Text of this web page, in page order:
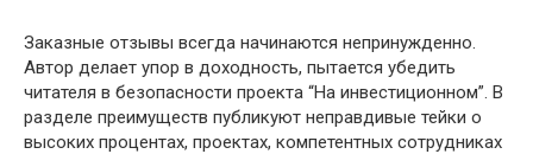
Заказные отзывы всегда начинаются непринужденно.
Автор делает упор в доходность, пытается убедить
читателя в безопасности проекта “На инвестиционном”. В
разделе преимуществ публикуют неправдивые тейки о
высоких процентах, проектах, компетентных сотрудниках